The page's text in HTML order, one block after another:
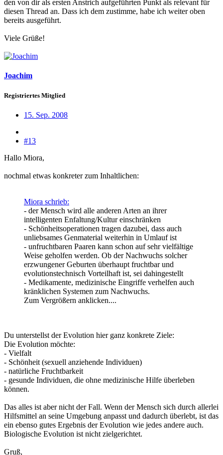
den von dir als ersten Anstrich aufgeführten Punkt als relevant für
diesen Thread an. Dass ich dem zustimme, habe ich weiter oben
bereits ausgeführt.
Viele Grüße!
Joachim
Registriertes Mitglied
15. Sep. 2008
#13
Hallo Miora,
nochmal etwas konkreter zum Inhaltlichen:
Miora schrieb:
- der Mensch wird alle anderen Arten an ihrer
intelligenten Enfaltung/Kultur einschränken
- Schönheitsoperationen tragen dazubei, dass auch
unliebsames Genmaterial weiterhin in Umlauf ist
- unfruchtbaren Paaren kann schon auf sehr vielfältige
Weise geholfen werden. Ob der Nachwuchs solcher
erzwungener Geburten überhaupt fruchtbar und
evolutionstechnisch Vorteilhaft ist, sei dahingestellt
- Medikamente, medizinische Eingriffe verhelfen auch
kränklichen Systemen zum Nachwuchs.
Zum Vergrößern anklicken....
Du unterstellst der Evolution hier ganz konkrete Ziele:
Die Evolution möchte:
- Vielfalt
- Schönheit (sexuell anziehende Individuen)
- natürliche Fruchtbarkeit
- gesunde Individuen, die ohne medizinische Hilfe überleben
können.
Das alles ist aber nicht der Fall. Wenn der Mensch sich durch allerlei
Hilfsmittel an seine Umgebung anpasst und dadurch überlebt, ist das
ein ebenso gutes Ergebnis der Evolution wie jedes andere auch.
Biologische Evolution ist nicht zielgerichtet.
Gruß,